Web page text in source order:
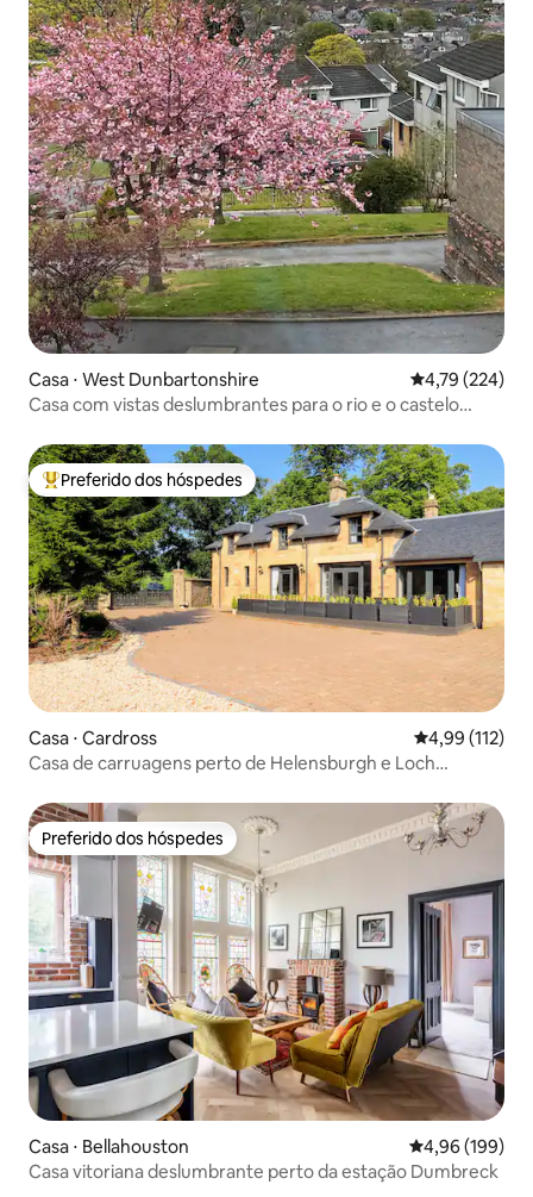
Casa ⋅ West Dunbartonshire 4,79 de uma
4,79 (224)
Casa com vistas deslumbrantes para o rio e o castelo
Entre os melhores preferidos dos hóspedes
Preferido dos hóspedes
Casa ⋅ Cardross 4,99 de uma
4,99 (112)
Casa de carruagens perto de Helensburgh e Loch
Preferido dos hóspedes
Preferido dos hóspedes
Casa ⋅ Bellahouston 4,96 de uma
4,96 (199)
Casa vitoriana deslumbrante perto da estação Dumbreck